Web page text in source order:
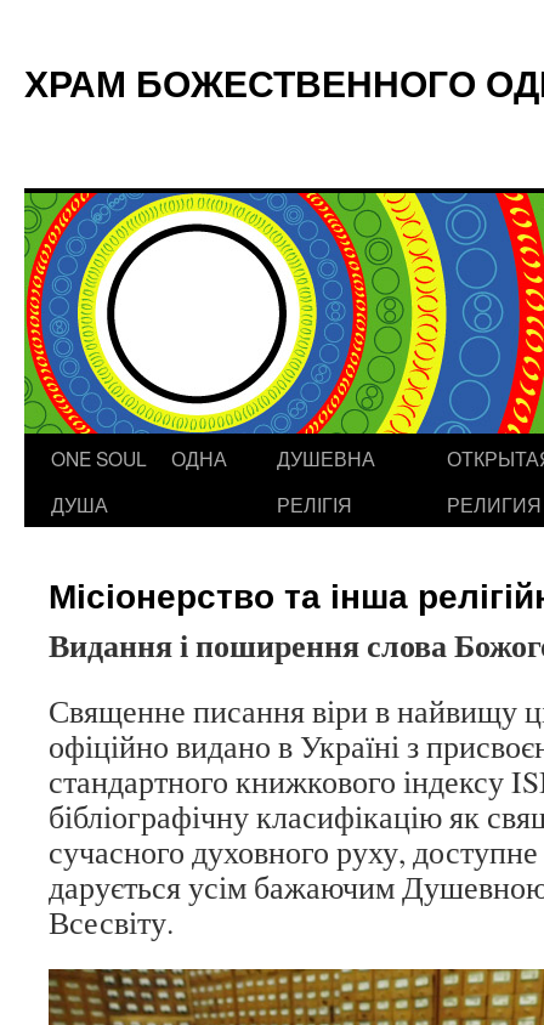
ХРАМ БОЖЕСТВЕННОГО
Skip
ONE SOUL ОДНА
ДУША
ДУШЕВНА
РЕЛІГІЯ
РЕЛИГИЯ
Місіонерство та інша
Видання і поширення слова
Священне писання віри в найвищу
офіційно видано в Україні з
стандартного книжкового індексу
бібліографічну класифікацію як
сучасного духовного руху, доступне
дарується усім бажаючим
Всесвіту.